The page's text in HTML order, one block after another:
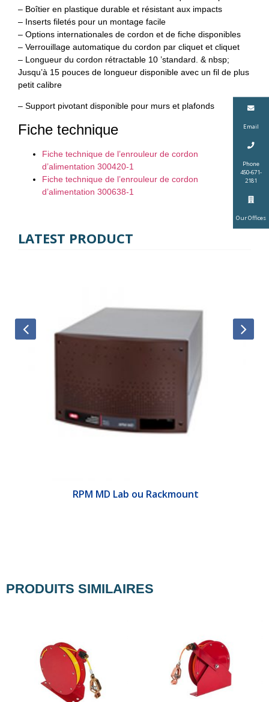
Email
Phone
450-671-
2181
Our Offices
– Boîtier en plastique durable et résistant aux impacts
– Inserts filetés pour un montage facile
– Options internationales de cordon et de fiche disponibles
– Verrouillage automatique du cordon par cliquet et cliquet
– Longueur du cordon rétractable 10 ’standard. & nbsp;
Jusqu’à 15 pouces de longueur disponible avec un fil de plus
petit calibre
– Support pivotant disponible pour murs et plafonds
Fiche technique
Fiche technique de l’enrouleur de cordon
d’alimentation 300420-1
Fiche technique de l’enrouleur de cordon
d’alimentation 300638-1
LATEST PRODUCT
RPM MD Lab ou Rackmount
PRODUITS SIMILAIRES